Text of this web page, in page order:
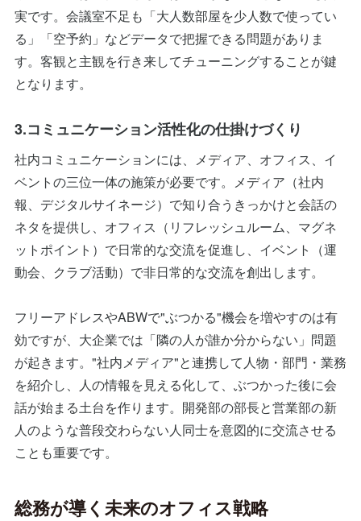
実です。会議室不足も「大人数部屋を少人数で使ってい
る」「空予約」などデータで把握できる問題がありま
す。客観と主観を行き来してチューニングすることが鍵
となります。
3.コミュニケーション活性化の仕掛けづくり
社内コミュニケーションには、メディア、オフィス、イ
ベントの三位一体の施策が必要です。メディア（社内
報、デジタルサイネージ）で知り合うきっかけと会話の
ネタを提供し、オフィス（リフレッシュルーム、マグネ
ットポイント）で日常的な交流を促進し、イベント（運
動会、クラブ活動）で非日常的な交流を創出します。
フリーアドレスやABWで"ぶつかる"機会を増やすのは有
効ですが、大企業では「隣の人が誰か分からない」問題
が起きます。"社内メディア"と連携して人物・部門・業務
を紹介し、人の情報を見える化して、ぶつかった後に会
話が始まる土台を作ります。開発部の部長と営業部の新
人のような普段交わらない人同士を意図的に交流させる
ことも重要です。
総務が導く未来のオフィス戦略